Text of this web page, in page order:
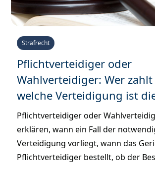
Strafrecht
Pflichtverteidiger oder
Wahlverteidiger: Wer
welche Verteidigung ist
Pflichtverteidiger oder
erklären, wann ein Fall der
Verteidigung vorliegt, wann das
Pflichtverteidiger bestellt, ob der